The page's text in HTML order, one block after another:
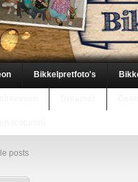
Bikkelpretfoto's
posts